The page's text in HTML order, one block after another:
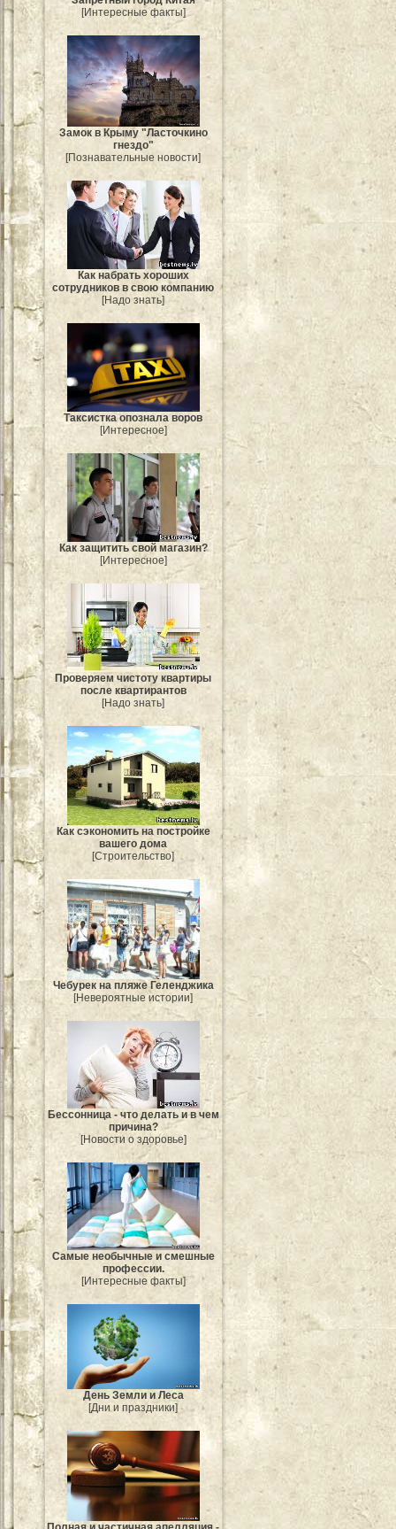
[Интересные факты]
Замок в Крыму "Ласточкино
гнездо"
[Познавательные новости]
Как набрать хороших
сотрудников в свою компанию
[Надо знать]
Таксистка опознала воров
[Интересное]
Как защитить свой магазин?
[Интересное]
Проверяем чистоту квартиры
после квартирантов
[Надо знать]
Как сэкономить на постройке
вашего дома
[Строительство]
Чебурек на пляже Геленджика
[Невероятные истории]
Бессонница - что делать и в чем
причина?
[Новости о здоровье]
Самые необычные и смешные
профессии.
[Интересные факты]
День Земли и Леса
[Дни и праздники]